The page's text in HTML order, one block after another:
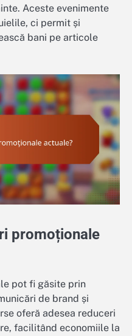
Aceste evenimente
ci permit și
bani pe articole
promoționale
pot fi găsite prin
de brand și
oferă adesea reduceri
facilitând economiile la